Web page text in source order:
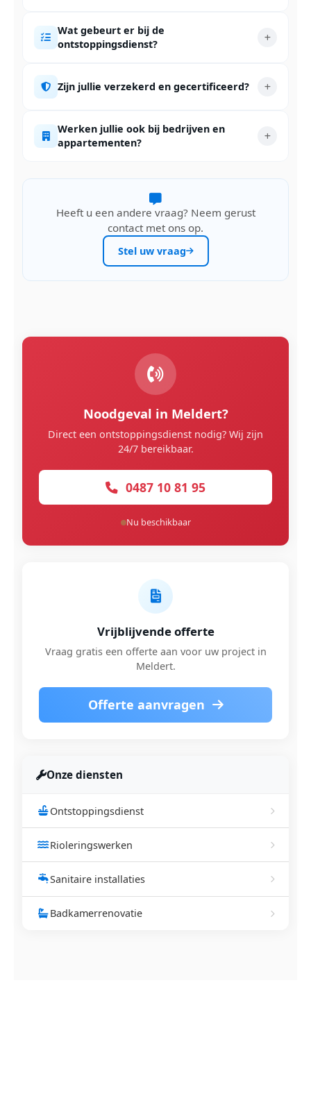
Wat gebeurt er bij de
ontstoppingsdienst?
Zijn jullie verzekerd en gecertificeerd?
Werken jullie ook bij bedrijven en
appartementen?
Heeft u een andere vraag? Neem gerust
contact met ons op.
Stel uw vraag
Noodgeval in Meldert?
Direct een ontstoppingsdienst nodig? Wij zijn
24/7 bereikbaar.
0487 10 81 95
Nu beschikbaar
Vrijblijvende offerte
Vraag gratis een offerte aan voor uw project in
Meldert.
Offerte aanvragen
Onze diensten
Ontstoppingsdienst
Rioleringswerken
Sanitaire installaties
Badkamerrenovatie